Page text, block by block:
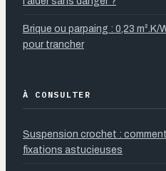
Brique ou parpaing : 0,23 m².K/
pour trancher
À CONSULTER
Suspension crochet :
fixations astucieuses